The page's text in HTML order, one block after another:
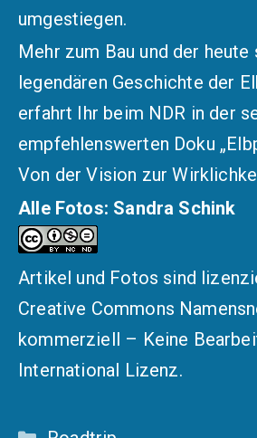
umgestiegen.
Mehr zum Bau und der heute
legendären Geschichte der
erfahrt Ihr beim NDR in der
empfehlenswerten Doku „
Von der Vision zur
Alle Fotos: Sandra Schink
Artikel und Fotos sind
Creative Commons
kommerziell – Keine
International Lizenz.